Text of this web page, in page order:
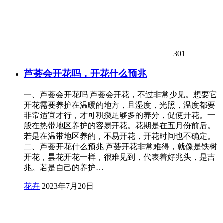
301
芦荟会开花吗，开花什么预兆
一、芦荟会开花吗 芦荟会开花，不过非常少见。想要它
开花需要养护在温暖的地方，且湿度，光照，温度都要
非常适宜才行，才可积攒足够多的养分，促使开花。一
般在热带地区养护的容易开花。花期是在五月份前后。
若是在温带地区养的，不易开花，开花时间也不确定。
二、芦荟开花什么预兆 芦荟开花非常难得，就像是铁树
开花，昙花开花一样，很难见到，代表着好兆头，是吉
兆。若是自己的养护…
花卉 2023年7月20日